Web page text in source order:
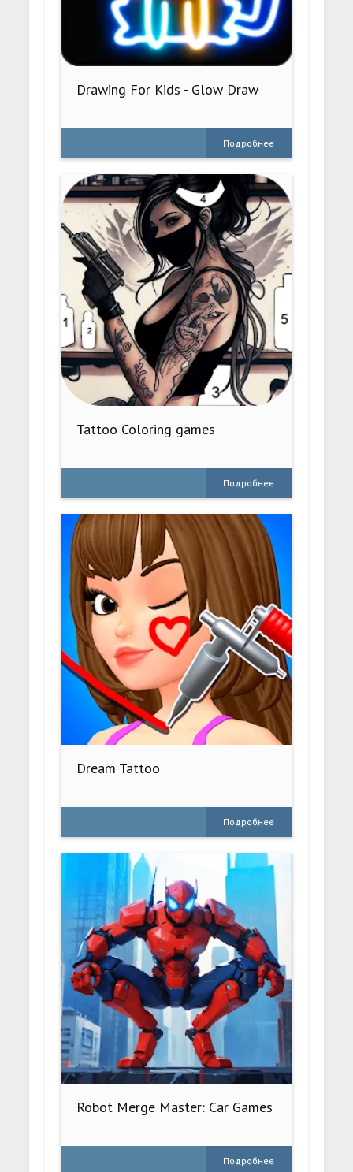
Drawing For Kids - Glow Draw
Подробнее
Tattoo Coloring games
Подробнее
Dream Tattoo
Подробнее
Robot Merge Master: Car Games
Подробнее